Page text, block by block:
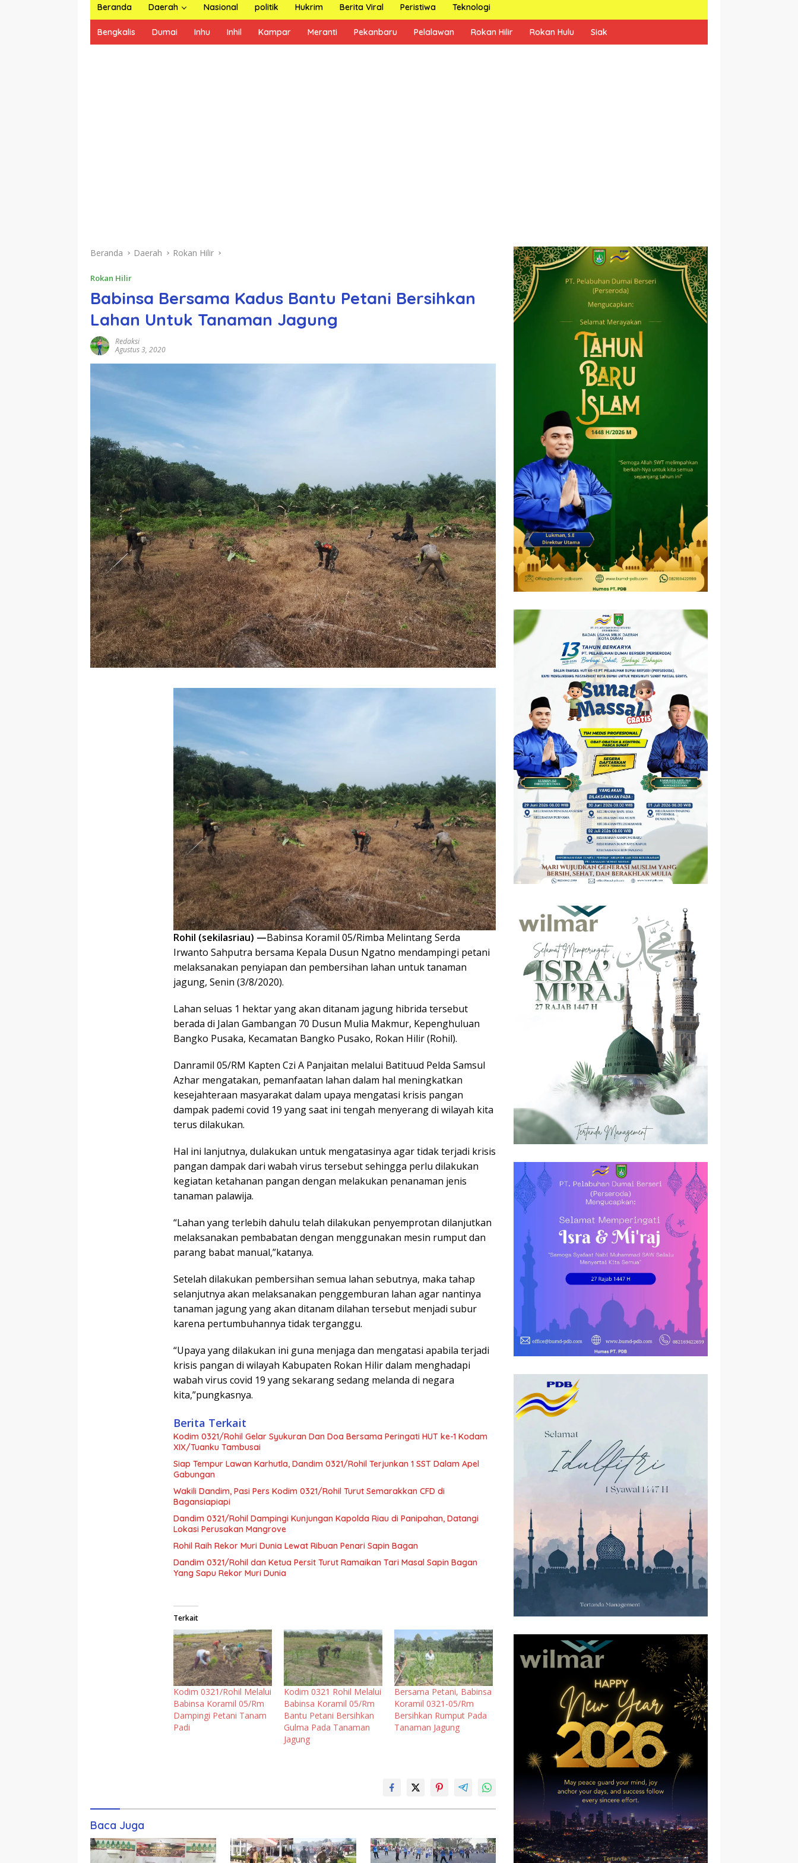
Beranda Daerah Nasional politik Hukrim Berita Viral Peristiwa Teknologi
Bengkalis Dumai Inhu Inhil Kampar Meranti Pekanbaru Pelalawan Rokan Hilir Rokan Hulu Siak
Beranda Daerah Rokan Hilir
Rokan Hilir
Babinsa Bersama Kadus Bantu Petani Bersihkan
Lahan Untuk Tanaman Jagung
Redaksi
Agustus 3, 2020
Rohil (sekilasriau) —Babinsa Koramil 05/Rimba Melintang Serda
Irwanto Sahputra bersama Kepala Dusun Ngatno mendampingi petani
melaksanakan penyiapan dan pembersihan lahan untuk tanaman
jagung, Senin (3/8/2020).
Lahan seluas 1 hektar yang akan ditanam jagung hibrida tersebut
berada di Jalan Gambangan 70 Dusun Mulia Makmur, Kepenghuluan
Bangko Pusaka, Kecamatan Bangko Pusako, Rokan Hilir (Rohil).
Danramil 05/RM Kapten Czi A Panjaitan melalui Batituud Pelda Samsul
Azhar mengatakan, pemanfaatan lahan dalam hal meningkatkan
kesejahteraan masyarakat dalam upaya mengatasi krisis pangan
dampak pademi covid 19 yang saat ini tengah menyerang di wilayah kita
terus dilakukan.
Hal ini lanjutnya, dulakukan untuk mengatasinya agar tidak terjadi krisis
pangan dampak dari wabah virus tersebut sehingga perlu dilakukan
kegiatan ketahanan pangan dengan melakukan penanaman jenis
tanaman palawija.
“Lahan yang terlebih dahulu telah dilakukan penyemprotan dilanjutkan
melaksanakan pembabatan dengan menggunakan mesin rumput dan
parang babat manual,”katanya.
Setelah dilakukan pembersihan semua lahan sebutnya, maka tahap
selanjutnya akan melaksanakan penggemburan lahan agar nantinya
tanaman jagung yang akan ditanam dilahan tersebut menjadi subur
karena pertumbuhannya tidak terganggu.
“Upaya yang dilakukan ini guna menjaga dan mengatasi apabila terjadi
krisis pangan di wilayah Kabupaten Rokan Hilir dalam menghadapi
wabah virus covid 19 yang sekarang sedang melanda di negara
kita,”pungkasnya.
Berita Terkait
Kodim 0321/Rohil Gelar Syukuran Dan Doa Bersama Peringati HUT ke-1 Kodam
XIX/Tuanku Tambusai
Siap Tempur Lawan Karhutla, Dandim 0321/Rohil Terjunkan 1 SST Dalam Apel
Gabungan
Wakili Dandim, Pasi Pers Kodim 0321/Rohil Turut Semarakkan CFD di
Bagansiapiapi
Dandim 0321/Rohil Dampingi Kunjungan Kapolda Riau di Panipahan, Datangi
Lokasi Perusakan Mangrove
Rohil Raih Rekor Muri Dunia Lewat Ribuan Penari Sapin Bagan
Dandim 0321/Rohil dan Ketua Persit Turut Ramaikan Tari Masal Sapin Bagan
Yang Sapu Rekor Muri Dunia
Terkait
Kodim 0321/Rohil Melalui
Babinsa Koramil 05/Rm
Dampingi Petani Tanam
Padi
Kodim 0321 Rohil Melalui
Babinsa Koramil 05/Rm
Bantu Petani Bersihkan
Gulma Pada Tanaman
Jagung
Bersama Petani, Babinsa
Koramil 0321-05/Rm
Bersihkan Rumput Pada
Tanaman Jagung
Komentar
Baca Juga